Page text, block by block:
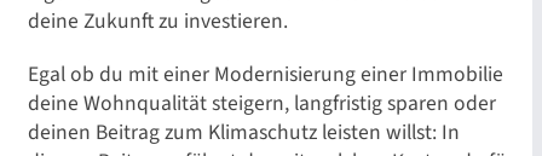
deine Zukunft zu investieren.
Egal ob du mit einer Modernisierung einer Immobilie
deine Wohnqualität steigern, langfristig sparen oder
deinen Beitrag zum Klimaschutz leisten willst: In